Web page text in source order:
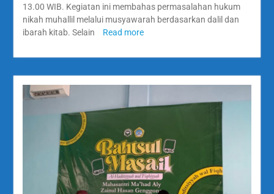
13.00 WIB. Kegiatan ini membahas permasalahan hukum
nikah muhallil melalui musyawarah berdasarkan dalil dan
ibarah kitab. Selain
Read more